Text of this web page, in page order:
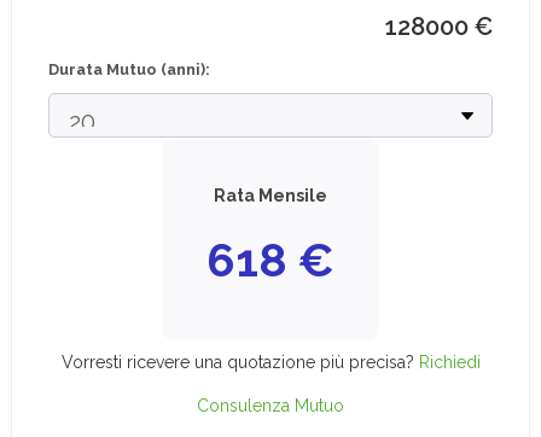
128000 €
Durata Mutuo (anni):
Rata Mensile
618 €
Vorresti ricevere una quotazione più precisa? Richiedi
Consulenza Mutuo